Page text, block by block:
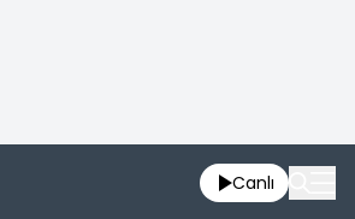
Canlı